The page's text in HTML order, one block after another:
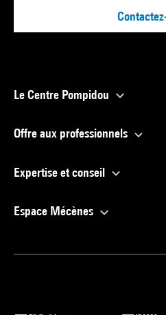
Le Centre Pompidou
Offre aux professionnels
Expertise et conseil
Espace Mécènes